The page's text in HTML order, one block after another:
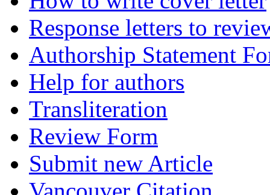
Response letters to
Authorship Statement
Help for authors
Transliteration
Review Form
Submit new Article